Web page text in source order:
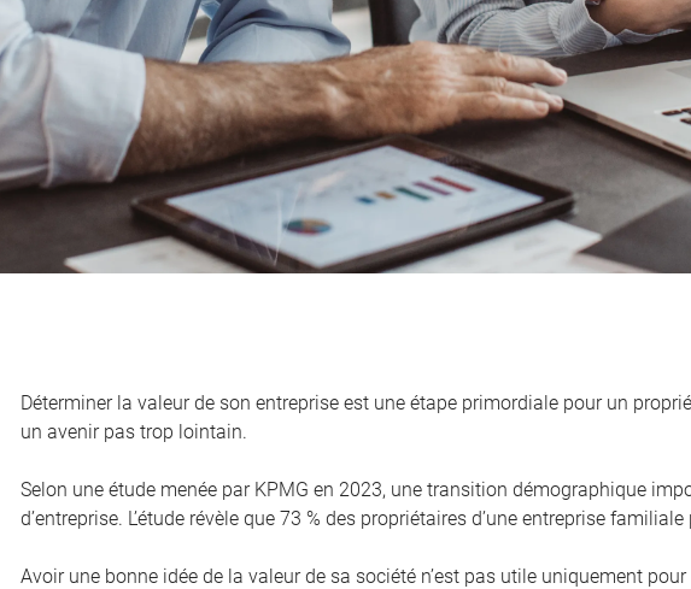
Déterminer la valeur de son entreprise est une étape primordiale pour un
un avenir pas trop lointain.
Selon une étude menée par KPMG en 2023, une transition démographique
d’entreprise. L’étude révèle que 73 % des propriétaires d’une entreprise
Avoir une bonne idée de la valeur de sa société n’est pas utile uniquement